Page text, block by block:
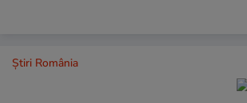
Știri România